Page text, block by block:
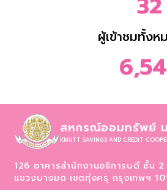
ผู้เข้าชมทั้งห
สหกรณ์ออมทรัพย์
KMUTT SAVINGS AND CREDIT
126 อาคารสำนักงานอธิการบดี ชั้น
แขวงบางมด เขตทุ่งครุ กรุงเทพฯ